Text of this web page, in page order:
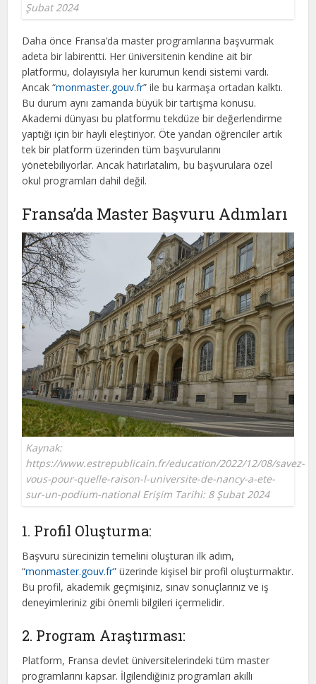
Şubat 2024
Daha önce Fransa’da master programlarına başvurmak
adeta bir labirentti. Her üniversitenin kendine ait bir
platformu, dolayısıyla her kurumun kendi sistemi vardı.
Ancak “monmaster.gouv.fr” ile bu karmaşa ortadan kalktı.
Bu durum aynı zamanda büyük bir tartışma konusu.
Akademi dünyası bu platformu tekdüze bir değerlendirme
yaptığı için bir hayli eleştiriyor. Öte yandan öğrenciler artık
tek bir platform üzerinden tüm başvurularını
yönetebiliyorlar. Ancak hatırlatalım, bu başvurulara özel
okul programları dahil değil.
Fransa’da Master Başvuru Adımları
Kaynak:
https://www.estrepublicain.fr/education/2022/12/08/savez-
vous-pour-quelle-raison-l-universite-de-nancy-a-ete-
sur-un-podium-national Erişim Tarihi: 8 Şubat 2024
1. Profil Oluşturma:
Başvuru sürecinizin temelini oluşturan ilk adım,
“monmaster.gouv.fr” üzerinde kişisel bir profil oluşturmaktır.
Bu profil, akademik geçmişiniz, sınav sonuçlarınız ve iş
deneyimleriniz gibi önemli bilgileri içermelidir.
2. Program Araştırması:
Platform, Fransa devlet üniversitelerindeki tüm master
programlarını kapsar. İlgilendiğiniz programları akıllı